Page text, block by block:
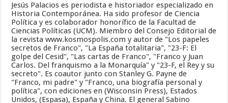
Jesús Palacios es periodista e historiador especializado en
Historia Contemporánea. Ha sido profesor de Ciencia
Política y es colaborador honorífico de la Facultad de
Ciencias Políticas (UCM). Miembro del Consejo Editorial de
la revista www.kosmospolis.com y autor de "Los papeles
secretos de Franco", "La España totalitaria", "23-F: El
golpe del Cesid", "Las cartas de Franco", "Franco y Juan
Carlos. Del franquismo a la Monarquía" y "23-F, el Rey y su
secreto". Es coautor junto con Stanley G. Payne de
"Franco, mi padre" y "Franco, una biografía personal y
política", con ediciones en (Wisconsin Press), Estados
Unidos, (Espasa), España y China. El general Sabino